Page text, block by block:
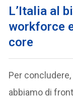
L’Italia al
workforce
core
Per
abbiamo di